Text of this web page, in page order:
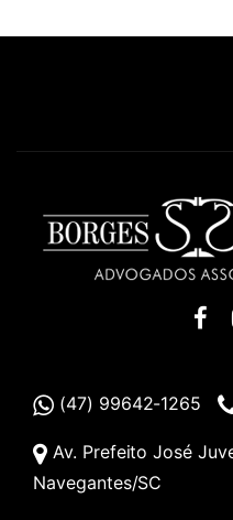
(47) 99642-1265
Av. Prefeito José
Navegantes/SC